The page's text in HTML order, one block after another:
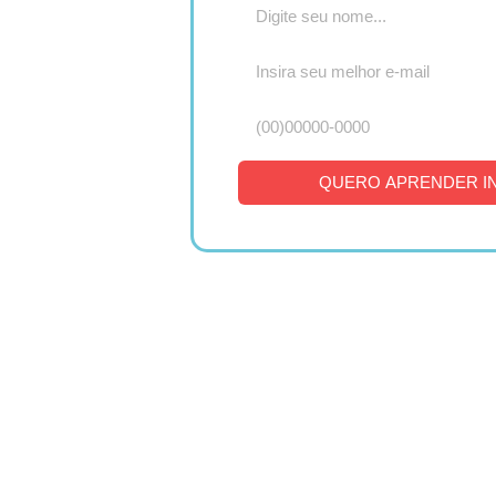
QUERO APRENDER